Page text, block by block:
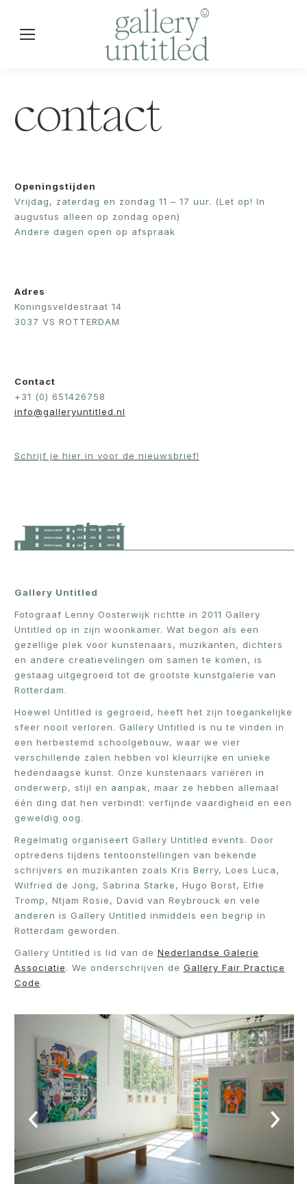
contact
Openingstijden
Vrijdag, zaterdag en zondag 11 – 17 uur. (Let op! In
augustus alleen op zondag open)
Andere dagen open op afspraak
Adres
Koningsveldestraat 14
3037 VS ROTTERDAM
Contact
+31 (0) 651426758
info@galleryuntitled.nl
Schrijf je hier in voor de nieuwsbrief!
Gallery Untitled
Fotograaf Lenny Oosterwijk richtte in 2011 Gallery
Untitled op in zijn woonkamer. Wat begon als een
gezellige plek voor kunstenaars, muzikanten, dichters
en andere creatievelingen om samen te komen, is
gestaag uitgegroeid tot de grootste kunstgalerie van
Rotterdam.
Hoewel Untitled is gegroeid, heeft het zijn toegankelijke
sfeer nooit verloren. Gallery Untitled is nu te vinden in
een herbestemd schoolgebouw, waar we vier
verschillende zalen hebben vol kleurrijke en unieke
hedendaagse kunst. Onze kunstenaars variëren in
onderwerp, stijl en aanpak, maar ze hebben allemaal
één ding dat hen verbindt: verfijnde vaardigheid en een
geweldig oog.
Regelmatig organiseert Gallery Untitled events. Door
optredens tijdens tentoonstellingen van bekende
schrijvers en muzikanten zoals Kris Berry, Loes Luca,
Wilfried de Jong, Sabrina Starke, Hugo Borst, Elfie
Tromp, Ntjam Rosie, David van Reybrouck en vele
anderen is Gallery Untitled inmiddels een begrip in
Rotterdam geworden.
Gallery Untitled is lid van de Nederlandse Galerie
Associatie. We onderschrijven de Gallery Fair Practice
Code.